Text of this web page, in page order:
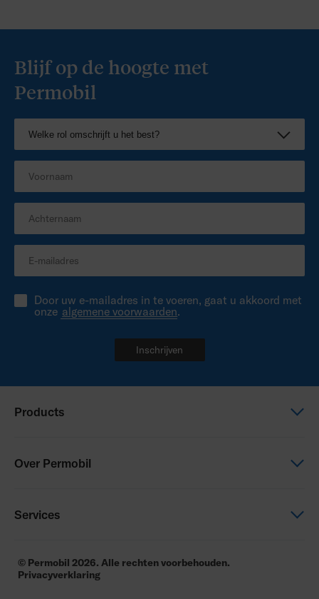
Blijf op de hoogte met
Permobil
Door uw e-mailadres in te voeren, gaat u akkoord met
onze algemene voorwaarden.
Inschrijven
Products
Over Permobil
Carrières
Contact
Services
Fleet Management
Permobil Academy
© Permobil 2026. Alle rechten voorbehouden.
Privacyverklaring